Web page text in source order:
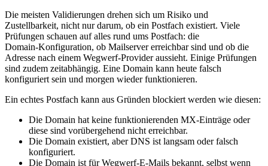
Die meisten Validierungen drehen sich um Risiko und
Zustellbarkeit, nicht nur darum, ob ein Postfach existiert. Viele
Prüfungen schauen auf alles rund ums Postfach: die
Domain‑Konfiguration, ob Mailserver erreichbar sind und ob die
Adresse nach einem Wegwerf‑Provider aussieht. Einige Prüfungen
sind zudem zeitabhängig. Eine Domain kann heute falsch
konfiguriert sein und morgen wieder funktionieren.
Ein echtes Postfach kann aus Gründen blockiert werden wie diesen:
Die Domain hat keine funktionierenden MX‑Einträge oder
diese sind vorübergehend nicht erreichbar.
Die Domain existiert, aber DNS ist langsam oder falsch
konfiguriert.
Die Domain ist für Wegwerf‑E‑Mails bekannt, selbst wenn